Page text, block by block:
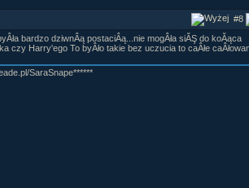
#8
bardzo dziwnÂą postaciÂą...nie mogÂła siĂŞ do koĂąca
czy Harry'ego To byÂło takie bez uczucia to caÂłe
SaraSnape******